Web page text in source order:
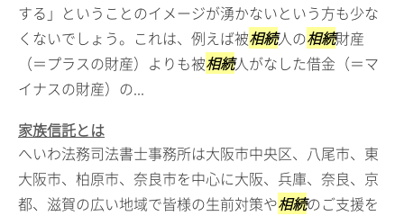
する」ということのイメージが湧かないという方も少な
くないでしょう。これは、例えば被相続人の相続財産
（＝プラスの財産）よりも被相続人がなした借金（＝マ
イナスの財産）の...
家族信託とは
へいわ法務司法書士事務所は大阪市中央区、八尾市、東
大阪市、柏原市、奈良市を中心に大阪、兵庫、奈良、京
都、滋賀の広い地域で皆様の生前対策や相続のご支援を